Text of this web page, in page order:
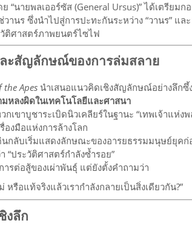
“นายพลเออร์ซัส (General Ursus)” ได้เตรียมก
านร ซึ่งนำไปสู่การปะทะกันระหว่าง “วานร” แ
ติศาสตร์ภาพยนตร์ไซไฟ
ะสัญลักษณ์ของการล่มสลาย
the Apes นำเสนอแนวคิดเชิงสัญลักษณ์อย่างลึก
หลงผิดในเทคโนโลยีและศาสนา
เขาบูชาระเบิดนิวเคลียร์ในฐานะ “เทพเจ้าแห่ง
งมือแห่งการล้างโลก
กลับเริ่มแสดงลักษณะของอารยธรรมมนุษย์ยุค
“ประวัติศาสตร์กำลังซ้ำรอย”
รต่อสู้ของเผ่าพันธุ์ แต่ยังตั้งคำถามว่า
รือแท้จริงแล้วเรากำลังกลายเป็นสิ่งเดียวกัน?”
งลึก